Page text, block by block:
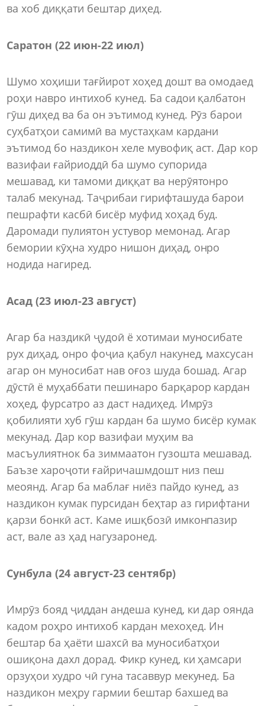
ва хоб диққати бештар диҳед.
Саратон (22 июн-22 июл)
Шумо хоҳиши тағйирот хоҳед дошт ва омодаед
роҳи навро интихоб кунед. Ба садои қалбатон
гӯш диҳед ва ба он эътимод кунед. Рӯз барои
суҳбатҳои самимӣ ва мустаҳкам кардани
эътимод бо наздикон хеле мувофиқ аст. Дар кор
вазифаи ғайриоддӣ ба шумо супорида
мешавад, ки тамоми диққат ва нерӯятонро
талаб мекунад. Таҷрибаи гирифташуда барои
пешрафти касбӣ бисёр муфид хоҳад буд.
Даромади пулиятон устувор мемонад. Агар
бемории кӯҳна худро нишон диҳад, онро
нодида нагиред.
Асад (23 июл-23 август)
Агар ба наздикӣ ҷудоӣ ё хотимаи муносибате
рух диҳад, онро фоҷиа қабул накунед, махсусан
агар он муносибат нав оғоз шуда бошад. Агар
дӯстӣ ё муҳаббати пешинаро барқарор кардан
хоҳед, фурсатро аз даст надиҳед. Имрӯз
қобилияти хуб гӯш кардан ба шумо бисёр кумак
мекунад. Дар кор вазифаи муҳим ва
масъулиятнок ба зиммаатон гузошта мешавад.
Баъзе хароҷоти ғайричашмдошт низ пеш
меоянд. Агар ба маблағ ниёз пайдо кунед, аз
наздикон кумак пурсидан беҳтар аз гирифтани
қарзи бонкӣ аст. Каме ишқбозӣ имконпазир
аст, вале аз ҳад нагузаронед.
Сунбула (24 август-23 сентябр)
Имрӯз бояд ҷиддан андеша кунед, ки дар оянда
кадом роҳро интихоб кардан мехоҳед. Ин
бештар ба ҳаёти шахсӣ ва муносибатҳои
ошиқона дахл дорад. Фикр кунед, ки ҳамсари
орзуҳои худро чӣ гуна тасаввур мекунед. Ба
наздикон меҳру гармии бештар бахшед ва